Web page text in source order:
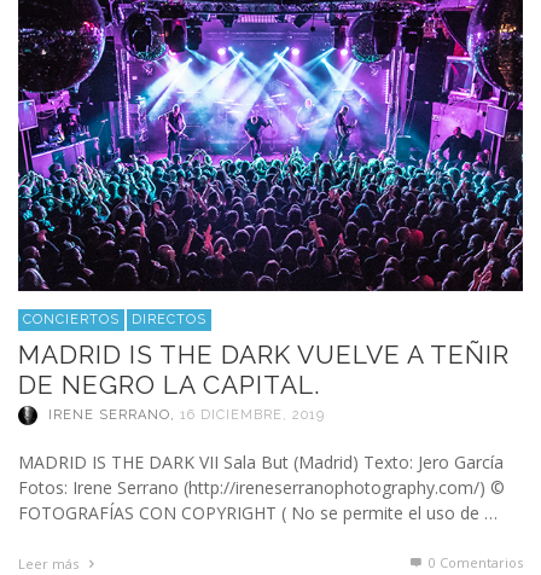
CONCIERTOS DIRECTOS
MADRID IS THE DARK VUELVE A TEÑIR
DE NEGRO LA CAPITAL.
IRENE SERRANO, 16 DICIEMBRE, 2019
MADRID IS THE DARK VII Sala But (Madrid) Texto: Jero García
Fotos: Irene Serrano (http://ireneserranophotography.com/) ©
FOTOGRAFÍAS CON COPYRIGHT ( No se permite el uso de …
Leer más 0 Comentarios